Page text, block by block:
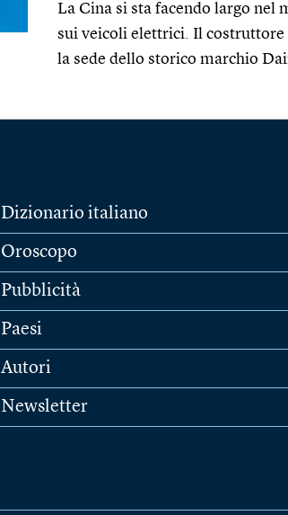
La Cina si sta facendo largo nel
sui veicoli elettrici. Il costruttore
la sede dello storico marchio
Dizionario italiano
Oroscopo
Pubblicità
Paesi
Autori
Newsletter